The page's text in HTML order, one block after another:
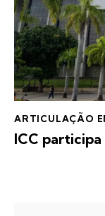
ARTICULAÇÃO
ICC participa